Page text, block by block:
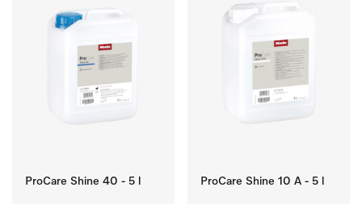
ProCare Shine 40 - 5 l ProCare Shine 10 A - 5 l